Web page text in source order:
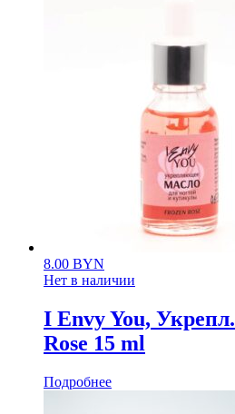
8.00 BYN
Нет в наличии
I Envy You,
Rose 15 ml
Подробнее